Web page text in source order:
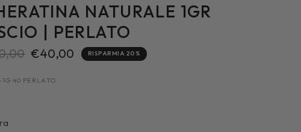
NATURALE 1GR
| PERLATO
€40,00 RISPARMIA 20%
40 PERLATO